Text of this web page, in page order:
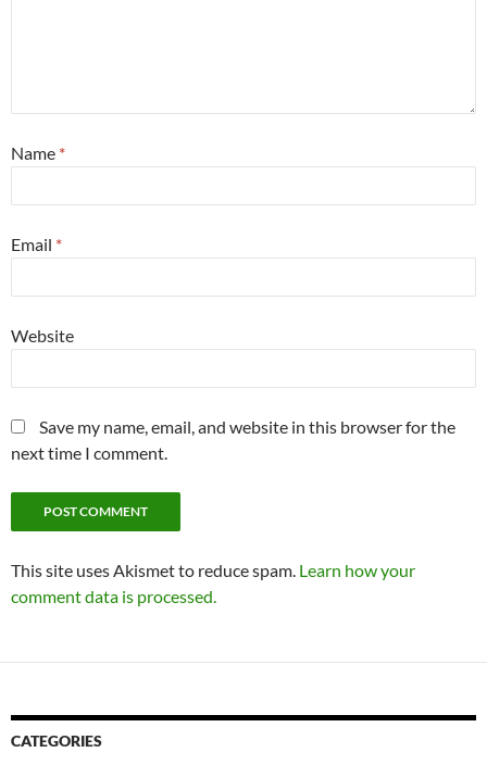
Name *
Email *
Website
Save my name, email, and website in this browser for the
next time I comment.
This site uses Akismet to reduce spam. Learn how your
comment data is processed.
CATEGORIES